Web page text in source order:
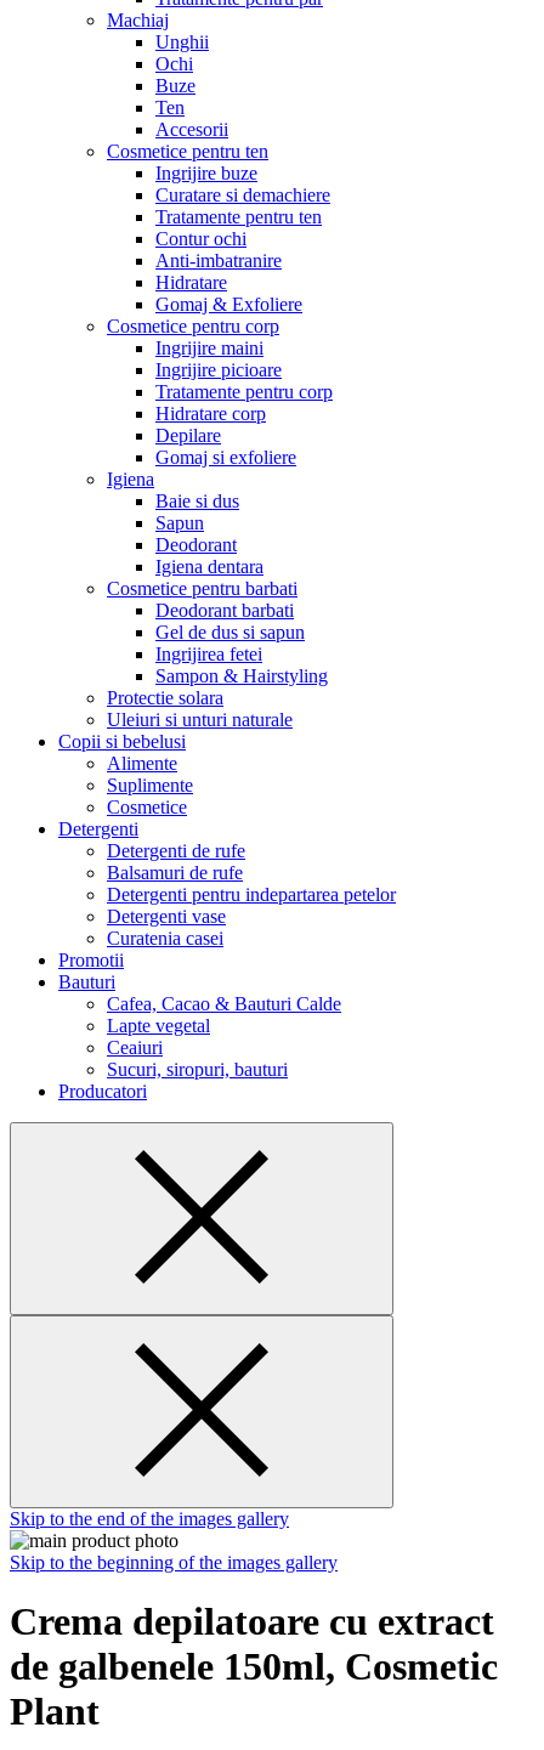
Machiaj
Unghii
Ochi
Buze
Ten
Accesorii
Cosmetice pentru ten
Ingrijire buze
Curatare si demachiere
Tratamente pentru ten
Contur ochi
Anti-imbatranire
Hidratare
Gomaj & Exfoliere
Cosmetice pentru corp
Ingrijire maini
Ingrijire picioare
Tratamente pentru corp
Hidratare corp
Depilare
Gomaj si exfoliere
Igiena
Baie si dus
Sapun
Deodorant
Igiena dentara
Cosmetice pentru barbati
Deodorant barbati
Gel de dus si sapun
Ingrijirea fetei
Sampon & Hairstyling
Protectie solara
Uleiuri si unturi naturale
Copii si bebelusi
Alimente
Suplimente
Cosmetice
Detergenti
Detergenti de rufe
Balsamuri de rufe
Detergenti pentru indepartarea petelor
Detergenti vase
Curatenia casei
Promotii
Bauturi
Cafea, Cacao & Bauturi Calde
Lapte vegetal
Ceaiuri
Sucuri, siropuri, bauturi
Producatori
Skip to the end of the images gallery
Skip to the beginning of the images gallery
Crema depilatoare cu extract
de galbenele 150ml, Cosmetic
Plant